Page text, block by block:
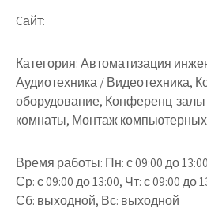
Cайт:
Категория: Автоматизация
Аудиотехника / Видеотехника,
оборудование, Конференц-
комнаты, Монтаж компьютерных
Время работы: Пн: с 09:00 до
Ср: с 09:00 до 13:00, Чт: с 09:00 до
Сб: выходной, Вс: выходной